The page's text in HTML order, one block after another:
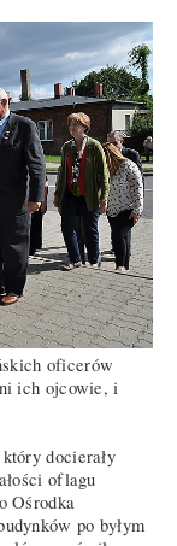
oficerów
ich ojcowie, i
docierały
oflagu
Ośrodka
po byłym